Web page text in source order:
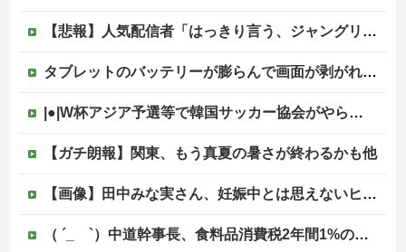
【悲報】人気配信者「はっきり言う、ジャングリア沖縄ほんとーーーーーーーーにおもんない！！！！」→炎上
タブレットのバッテリーが膨らんで画面が剥がれてきたんやが
|●|W杯アジア予選等で韓国サッカー協会がやらかしまくりだと発覚、「いきなり共同開催になったしな」と日韓共催の件に言及する声も……
【ガチ朗報】関東、もう真夏の暑さが終わるかも他
【画像】田中みな実さん、妊娠中とは思えないヒール姿で登場してしまう
（ ´_ゝ`）中道幹事長、食料品消費税2年間1%の閣議決定を批判 → 記者「中道改革連合は食料品消費税ゼロを公約に掲げていたが？」→ 階猛氏「